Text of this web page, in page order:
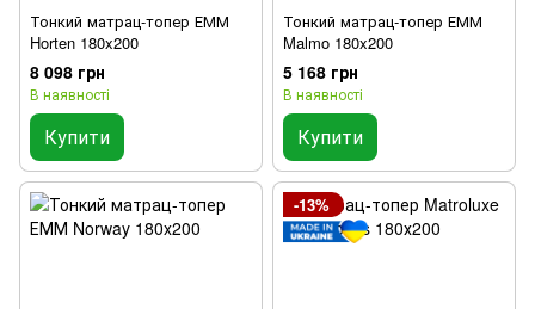
Тонкий матрац-топер ЕММ
Horten 180x200
8 098 грн
В наявності
Купити
Тонкий матрац-топер ЕММ
Malmo 180x200
5 168 грн
В наявності
Купити
-13%